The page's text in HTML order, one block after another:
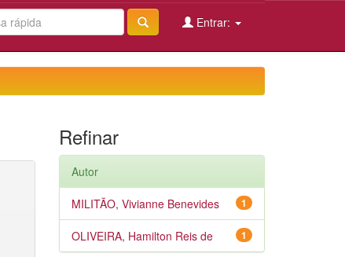
Entrar:
Refinar
Autor
1
MILITÃO, Vivianne Benevides
1
OLIVEIRA, Hamilton Reis de